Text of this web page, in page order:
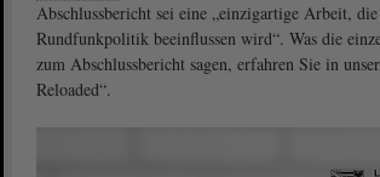
Abschlussbericht sei eine „einzigartige Arbeit,
Rundfunkpolitik beeinflussen wird“. Was die
zum Abschlussbericht sagen, erfahren Sie in
Reloaded“.